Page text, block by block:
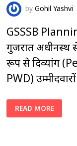
by Gohil Yashvi
GSSSB
गुजरात अधीनस्थ
रूप से दिव्यांग
PWD)
GSSSB
PLANNING
ASSISTANT
READ MORE